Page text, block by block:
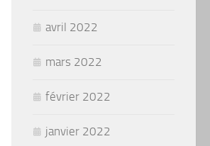
avril 2022
mars 2022
février 2022
janvier 2022